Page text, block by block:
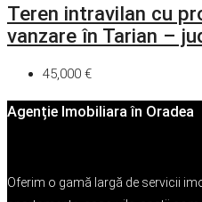
Teren intravilan cu
vanzare în Tarian –
45,000 €
Agenție Imobiliara în Oradea
Oferim o gamă largă de servicii